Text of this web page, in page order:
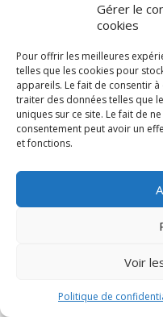
Gérer le
cookies
Pour offrir les meilleures
telles que les cookies pour
appareils. Le fait de consentir
traiter des données telles que
uniques sur ce site. Le fait de
consentement peut avoir un
et fonctions.
Voir
Politique de
digestifs et les maladies